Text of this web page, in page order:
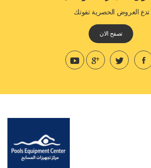
تدع العروض الحصرية تفوتك
تصفح الان